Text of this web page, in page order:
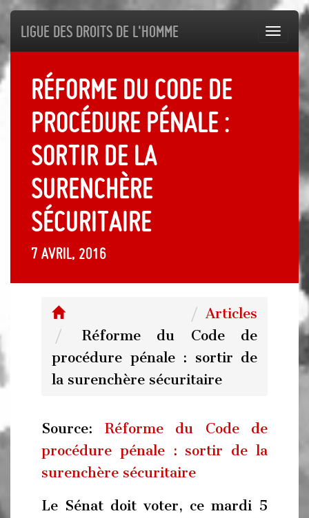
Ligue des droits de l'Homme
Réforme du Code de
procédure pénale :
sortir de la
surenchère
sécuritaire
7 avril, 2016
Articles
Réforme du Code de
procédure pénale : sortir de
la surenchère sécuritaire
Source: Réforme du Code de
procédure pénale : sortir de la
surenchère sécuritaire
Le Sénat doit voter, ce mardi 5